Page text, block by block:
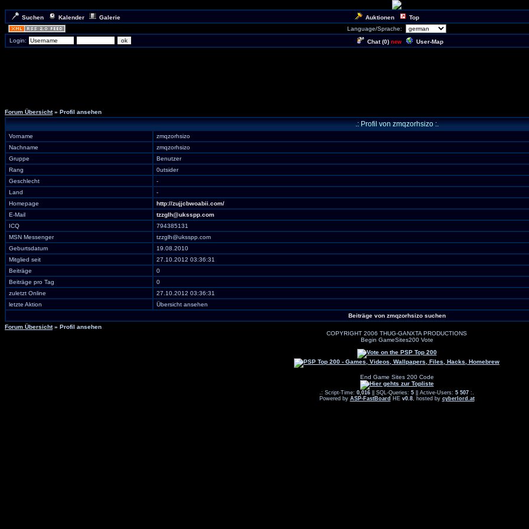
Suchen Kalender Galerie Auktionen Top
Language/Sprache:
Login:
Chat (0) new User-Map
Forum Übersicht» Profil ansehen
.: Profil von zmqzorhsizo :.
Vorname
zmqzorhsizo
Nachname
zmqzorhsizo
Gruppe
Benutzer
Rang
0utsider
Geschlecht
-
Land
-
Homepage
http://zujjcbwoabii.com/
E-Mail
tzzglh@uksspp.com
ICQ
794385131
MSN Messenger
tzzglh@uksspp.com
Geburtsdatum
19.08.2010
Mitglied seit
27.10.2012 03:36:31
Beiträge
0
Beiträge pro Tag
0
zuletzt Online
27.10.2012 03:36:31
letzte Aktion
Übersicht ansehen
Beiträge von zmqzorhsizo suchen
Forum Übersicht» Profil ansehen
COPYRIGHT 2006 THUG-GANXTA PRODUCTIONS
Begin GameSites200 Vote
End Game Sites 200 Code
.: Script-Time: 0,016 || SQL-Queries: 5 || Active-Users: 5 507 :.
Powered by ASP-FastBoard HE v0.8, hosted by cyberlord.at